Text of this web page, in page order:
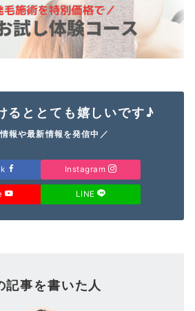
るととても嬉しいです♪
報や最新情報を発信中／
Instagram
LINE
記事を書いた人